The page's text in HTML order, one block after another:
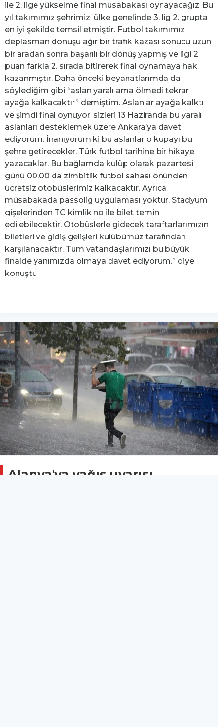
ile 2. lige yükselme final müsabakası oynayacağız. Bu
yıl takımımız şehrimizi ülke genelinde 3. lig 2. grupta
en iyi şekilde temsil etmiştir. Futbol takımımız
deplasman dönüşü ağır bir trafik kazası sonucu uzun
bir aradan sonra başarılı bir dönüş yapmış ve ligi 2
puan farkla 2. sırada bitirerek final oynamaya hak
kazanmıştır. Daha önceki beyanatlarımda da
söylediğim gibi “aslan yaralı ama ölmedi tekrar
ayağa kalkacaktır” demiştim. Aslanlar ayağa kalktı
ve şimdi final oynuyor, sizleri 13 Haziranda bu yaralı
aslanları desteklemek üzere Ankara’ya davet
ediyorum. İnanıyorum ki bu aslanlar o kupayı bu
şehre getirecekler. Türk futbol tarihine bir hikaye
yazacaklar. Bu bağlamda kulüp olarak pazartesi
günü 00.00 da zimbitlik futbol sahası önünden
ücretsiz otobüslerimiz kalkacaktır. Ayrıca
müsabakada passolig uygulaması yoktur. Stadyum
gişelerinden TC kimlik no ile bilet temin
edilebilecektir. Otobüslerle gidecek taraftarlarımızın
biletleri ve gidiş gelişleri kulübümüz tarafından
karşılanacaktır. Tüm vatandaşlarımızı bu büyük
finalde yanımızda olmaya davet ediyorum.” diye
konuştu
Alanya'ya yağış uyarısı